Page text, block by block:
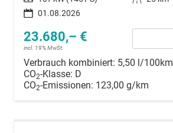
01.08.2026
23.680,– €
incl. 19% MwSt.
Verbrauch kombiniert: 5,50 l/100km
CO2-Klasse: D
CO2-Emissionen: 123,00 g/km